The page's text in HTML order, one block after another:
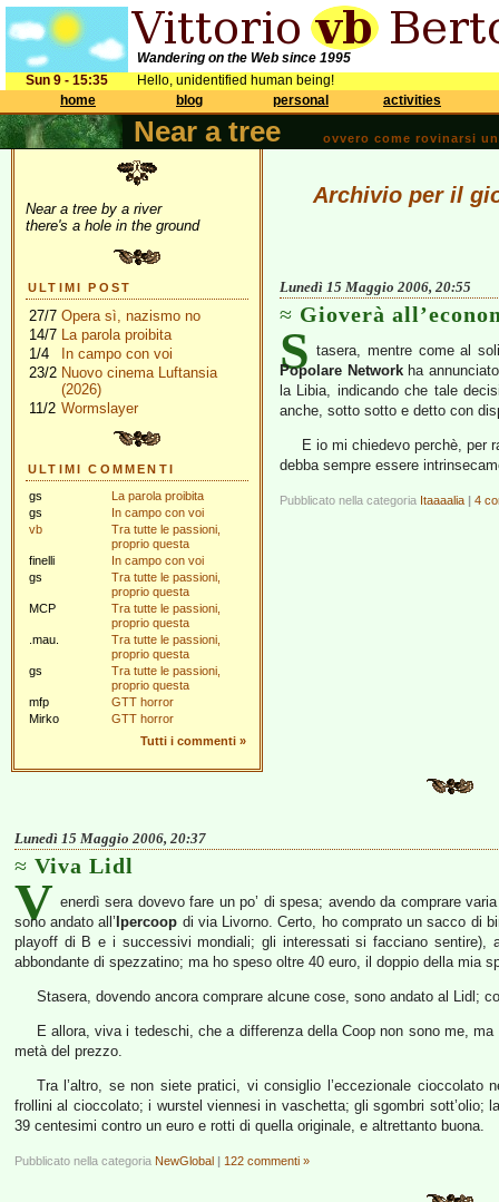
Wandering on the Web since 1995
Sun 9 - 15:35
Hello, unidentified human being!
home
blog personal activities
Near a tree ovvero come rovinarsi
Near a tree by a river
there's a hole in the ground
ULTIMI POST
27/7 Opera sì, nazismo no
14/7 La parola proibita
1/4
In campo con voi
23/2 Nuovo cinema Luftansia
(2026)
11/2 Wormslayer
ULTIMI COMMENTI
gs
La parola proibita
gs
In campo con voi
vb
Tra tutte le passioni,
proprio questa
finelli
In campo con voi
gs
Tra tutte le passioni,
proprio questa
MCP
Tra tutte le passioni,
proprio questa
.mau.
Tra tutte le passioni,
proprio questa
gs
Tra tutte le passioni,
proprio questa
mfp
GTT horror
Mirko
GTT horror
Tutti i commenti »
Archivio per il
Lunedì 15 Maggio 2006, 20:55
Gioverà
S tasera, mentre come al
Popolare Networkha
la Libia, indicando che tale
anche, sotto sotto e detto con
E io mi chiedevo perchè, per
debba sempre essere
Pubblicato nella categoria Itaaaalia | 4
Lunedì 15 Maggio 2006, 20:37
Viva Lidl
V enerdì sera dovevo fare un po’ di spesa; avendo da comprare
sono andato all’ Ipercoop di via Livorno. Certo, ho comprato un sacco di
playoff di B e i successivi mondiali; gli interessati si facciano sentire),
abbondante di spezzatino; ma ho speso oltre 40 euro, il doppio della mia
Stasera, dovendo ancora comprare alcune cose, sono andato al Lidl;
E allora, viva i tedeschi, che a differenza della Coop non sono me,
metà del prezzo.
Tra l’altro, se non siete pratici, vi consiglio l’eccezionale
frollini al cioccolato; i wurstel viennesi in vaschetta; gli sgombri sott’olio;
39 centesimi contro un euro e rotti di quella originale, e altrettanto buona.
Pubblicato nella categoria NewGlobal | 122 commenti »